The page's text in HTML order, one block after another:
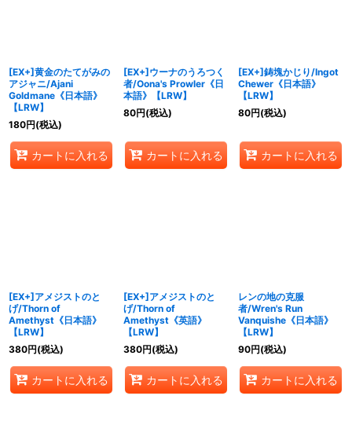
[EX+]黄金のたてがみの
アジャニ/Ajani
Goldmane《日本語》
【LRW】
180円(税込)
カートに入れる
[EX+]ウーナのうろつく
者/Oona's Prowler《日
本語》【LRW】
80円(税込)
カートに入れる
[EX+]鋳塊かじり/Ingot
Chewer《日本語》
【LRW】
80円(税込)
カートに入れる
[EX+]アメジストのと
げ/Thorn of
Amethyst《日本語》
【LRW】
380円(税込)
カートに入れる
[EX+]アメジストのと
げ/Thorn of
Amethyst《英語》
【LRW】
380円(税込)
カートに入れる
レンの地の克服
者/Wren's Run
Vanquishe《日本語》
【LRW】
90円(税込)
カートに入れる